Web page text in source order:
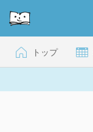
トップ